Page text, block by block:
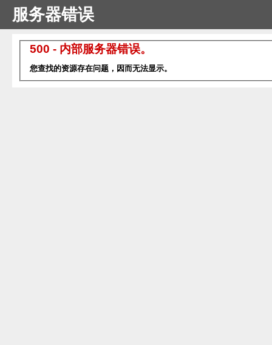
服务器错误
500 - 内部服务器错误。
您查找的资源存在问题，因而无法显示。